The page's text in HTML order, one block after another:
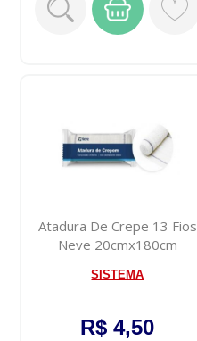
Atadura De Crepe 13 Fios
Neve 20cmx180cm
SISTEMA
R$ 4,50